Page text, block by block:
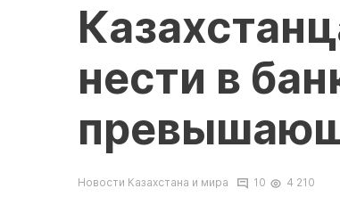
нести в
Новости Казахстана и мира 10 4 210